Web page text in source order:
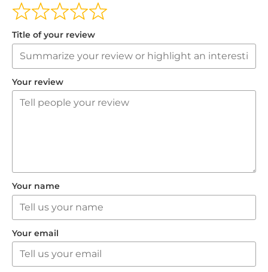
Title of your review
Your review
Your name
Your email